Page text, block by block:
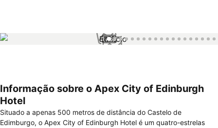
1 / 69
Informação sobre o Apex City of Edinburgh
Hotel
Situado a apenas 500 metros de distância do Castelo de
Edimburgo, o Apex City of Edinburgh Hotel é um quatro-estrelas